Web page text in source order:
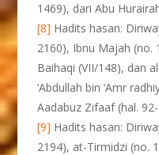
1469), dari Abu
[8] Hadits hasan:
2160), Ibnu Majah (no.
Baihaqi (VII/148), dan
‘Abdullah bin ‘Amr
Aadabuz Zifaaf (hal.
[9] Hadits hasan:
2194), at-Tirmidzi (no.